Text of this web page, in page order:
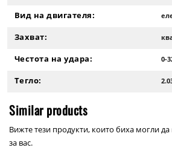
Вид на двигателя:
Захват:
Честота на удара: 0-
Тегло:
Similar products
Вижте тези продукти, които биха могли да
за вас.